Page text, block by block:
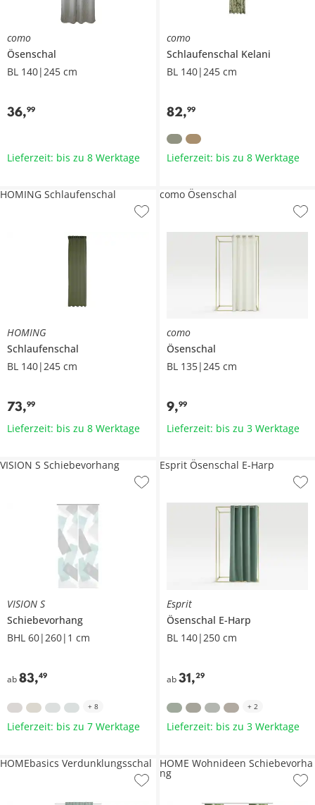
como
Ösenschal
BL 140|245 cm
36,99
Lieferzeit: bis zu 8 Werktage
como
Schlaufenschal Kelani
BL 140|245 cm
82,99
Lieferzeit: bis zu 8 Werktage
HOMING
Schlaufenschal
BL 140|245 cm
73,99
HOMING Schlaufenschal
Lieferzeit: bis zu 8 Werktage
como
Ösenschal
BL 135|245 cm
9,99
como Ösenschal
Lieferzeit: bis zu 3 Werktage
VISION S
Schiebevorhang
BHL 60|260|1 cm
ab83,49
VISION S Schiebevorhang
+ 8
Lieferzeit: bis zu 7 Werktage
Esprit
Ösenschal E-Harp
BL 140|250 cm
ab 31,29
Esprit Ösenschal E-Harp
+ 2
Lieferzeit: bis zu 3 Werktage
HOMEbasics Verdunklungsschal HOME Wohnideen Schiebevorha
ng